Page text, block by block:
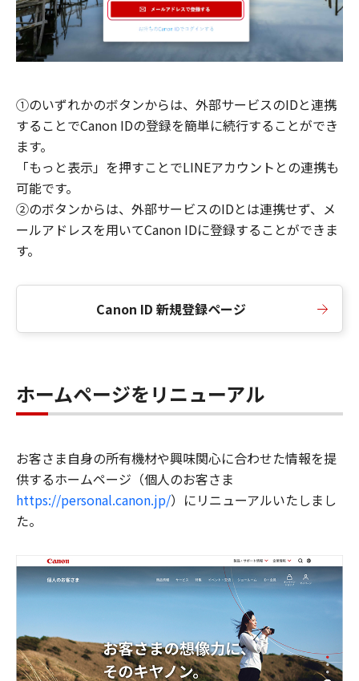
①のいずれかのボタンからは、外部サービスのIDと連携
することでCanon IDの登録を簡単に続行することができ
ます。
「もっと表示」を押すことでLINEアカウントとの連携も
可能です。
②のボタンからは、外部サービスのIDとは連携せず、メ
ールアドレスを用いてCanon IDに登録することができま
す。
Canon ID 新規登録ページ
ホームページをリニューアル
お客さま自身の所有機材や興味関心に合わせた情報を提
供するホームページ（個人のお客さま
https://personal.canon.jp/）にリニューアルいたしまし
た。